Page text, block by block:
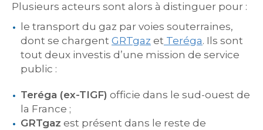
Plusieurs acteurs sont alors à distinguer pour :
le transport du gaz par voies souterraines,
dont se chargent GRTgaz et Teréga. Ils sont
tout deux investis d’une mission de service
public :
Teréga (ex-TIGF) officie dans le sud-ouest de
la France ;
GRTgaz est présent dans le reste de